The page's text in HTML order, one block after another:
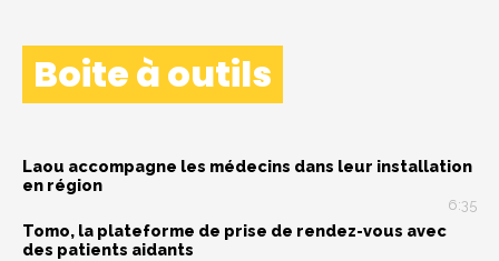
Boite à outils
Laou accompagne les médecins dans leur installation
en région
6:35
Tomo, la plateforme de prise de rendez-vous avec
des patients aidants